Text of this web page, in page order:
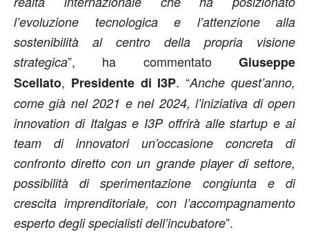
l’evoluzione tecnologica e l’attenzione alla
sostenibilità al centro della propria visione
strategica”, ha commentato Giuseppe
Scellato, Presidente di I3P. “Anche quest’anno,
come già nel 2021 e nel 2024, l’iniziativa di open
innovation di Italgas e I3P offrirà alle startup e ai
team di innovatori un’occasione concreta di
confronto diretto con un grande player di settore,
possibilità di sperimentazione congiunta e di
crescita imprenditoriale, con l’accompagnamento
esperto degli specialisti dell’incubatore”.